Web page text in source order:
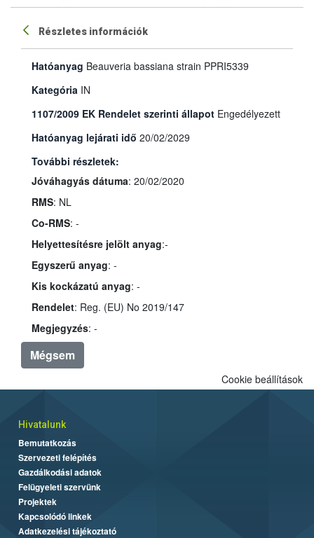
Részletes információk
Hatóanyag Beauveria bassiana strain PPRI5339
Kategória IN
1107/2009 EK Rendelet szerinti állapot Engedélyezett
Hatóanyag lejárati idő 20/02/2029
További részletek:
Jóváhagyás dátuma: 20/02/2020
RMS: NL
Co-RMS: -
Helyettesítésre jelölt anyag:-
Egyszerű anyag: -
Kis kockázatú anyag: -
Rendelet: Reg. (EU) No 2019/147
Megjegyzés: -
Mégsem
Cookie beállítások
Hivatalunk
Bemutatkozás
Szervezeti felépítés
Gazdálkodási adatok
Felügyeleti szervünk
Projektek
Kapcsolódó linkek
Adatkezelési tájékoztató